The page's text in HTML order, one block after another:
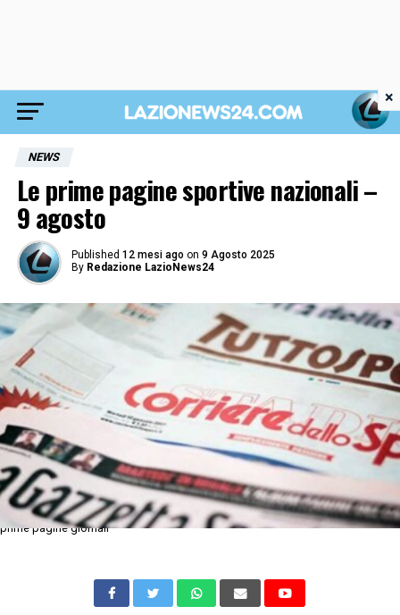
NEWS
Le prime pagine sportive nazionali –
9 agosto
Published 12 mesi ago on 9 Agosto 2025
By Redazione LazioNews24
prime pagine giornali
×